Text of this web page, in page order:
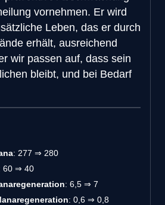
vornehmen. Er wird
Leben, das er durch
erhält, ausreichend
wir passen auf, dass sein
bleibt, und bei Bedarf
: 277 ⇒ 280
60 ⇒ 40
: 6,5 ⇒ 7
: 0,6 ⇒ 0,8